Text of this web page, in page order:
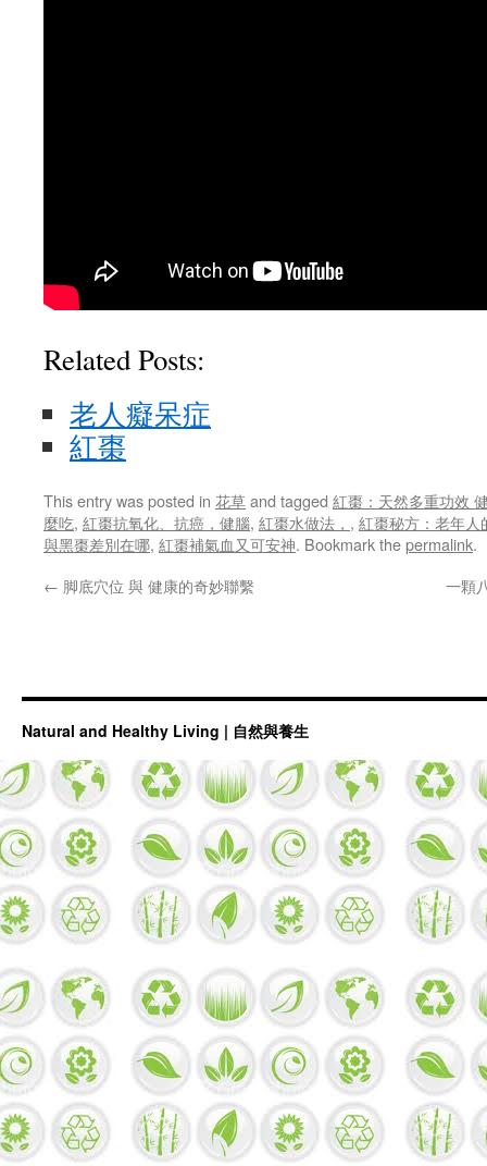
Related Posts:
老人癡呆症
紅棗
This entry was posted in 花草and tagged 紅棗：天然多重功效
麼吃, 紅棗抗氧化、抗癌，健腦, 紅棗水做法， , 紅棗秘方：老年人
與黑棗差別在哪, 紅棗補氣血又可安神. Bookmark thepermalink.
← 脚底穴位 與 健康的奇妙聯繫 一顆
Natural and Healthy Living | 自然與養生